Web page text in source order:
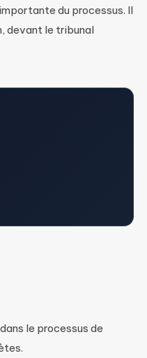
du processus. Il
devant le tribunal
le processus de